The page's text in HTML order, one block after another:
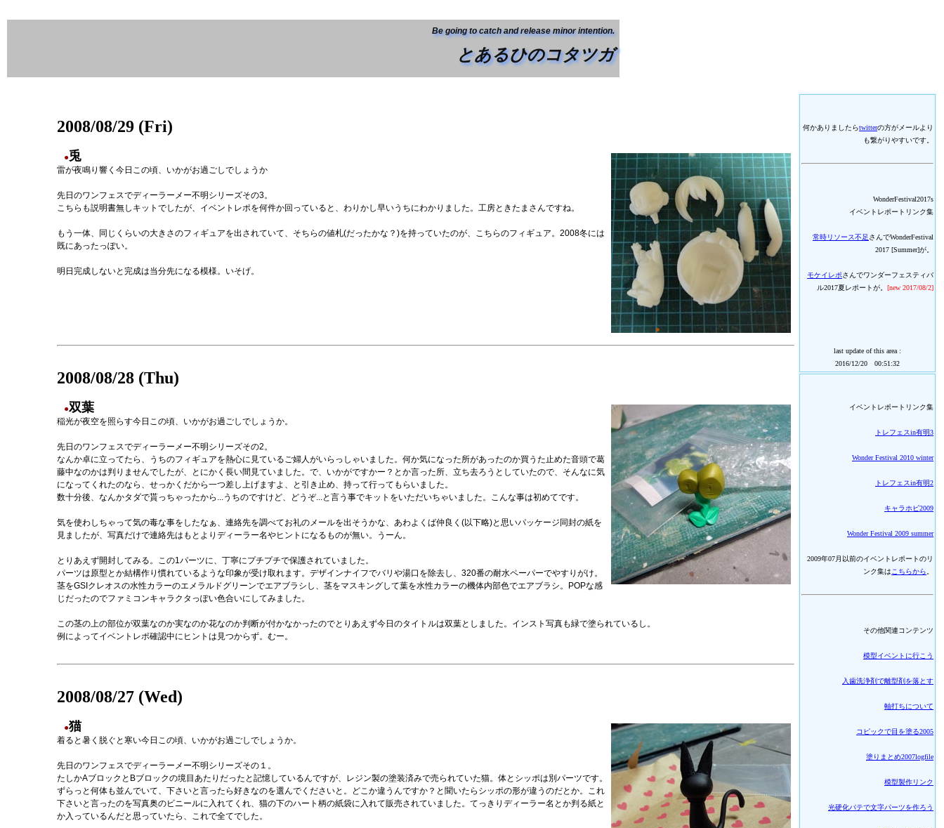
Be going to catch and release minor intention.
とあるひのコタツガ
2008/08/29 (Fri)
●兎
雷が夜鳴り響く今日この頃、いかがお過ごしでしょうか
先日のワンフェスでディーラーメー不明シリーズその3。
こちらも説明書無しキットでしたが、イベントレポを何件か回っていると、わりかし早いうちにわかりました。工房ときたまさんですね。
もう一体、同じくらいの大きさのフィギュアを出されていて、そちらの値札(だったかな？)を持っていたのが、こちらのフィギュア。2008冬には
既にあったっぽい。
明日完成しないと完成は当分先になる模様。いそげ。
2008/08/28 (Thu)
●双葉
稲光が夜空を照らす今日この頃、いかがお過ごしでしょうか。
先日のワンフェスでディーラーメー不明シリーズその2。
なんか卓に立ってたら、うちのフィギュアを熱心に見ているご婦人がいらっしゃいました。何か気になった所があったのか買うた止めた音頭で葛
藤中なのかは判りませんでしたが、とにかく長い間見ていました。で、いかがですかー？とか言った所、立ち去ろうとしていたので、そんなに気
になってくれたのなら、せっかくだから一つ差し上げますよ、と引き止め、持って行ってもらいました。
数十分後、なんかタダで貰っちゃったから...うちのですけど、どうぞ...と言う事でキットをいただいちゃいました。こんな事は初めてです。
気を使わしちゃって気の毒な事をしたなぁ、連絡先を調べてお礼のメールを出そうかな、あわよくば仲良く(以下略)と思いパッケージ同封の紙を
見ましたが、写真だけで連絡先はもとよりディーラー名やヒントになるものが無い。うーん。
とりあえず開封してみる。この1パーツに、丁寧にプチプチで保護されていました。
パーツは原型とか結構作り慣れているような印象が受け取れます。デザインナイフでバリや湯口を除去し、320番の耐水ペーパーでやすりがけ。
茎をGSIクレオスの水性カラーのエメラルドグリーンでエアブラシし、茎をマスキングして葉を水性カラーの機体内部色でエアブラシ。POPな感
じだったのでファミコンキャラクタっぽい色合いにしてみました。
この茎の上の部位が双葉なのか実なのか花なのか判断が付かなかったのでとりあえず今日のタイトルは双葉としました。インスト写真も緑で塗られているし。
例によってイベントレポ確認中にヒントは見つからず。むー。
2008/08/27 (Wed)
●猫
着ると暑く脱ぐと寒い今日この頃、いかがお過ごしでしょうか。
先日のワンフェスでディーラーメー不明シリーズその１。
たしかAブロックとBブロックの境目あたりだったと記憶しているんですが、レジン製の塗装済みで売られていた猫。体とシッポは別パーツです。
ずらっと何体も並んでいて、下さいと言ったら好きなのを選んでくださいと。どこか違うんですか？と聞いたらシッポの形が違うのだとか。これ
下さいと言ったのを写真奥のビニールに入れてくれ、猫の下のハート柄の紙袋に入れて販売されていました。てっきりディーラー名とか判る紙と
か入っているんだと思っていたら、これで全てでした。
何かありましたらtwitterの方がメールより
も繋がりやすいです。
WonderFestival2017s
イベントレポートリンク集
常時リソース不足さんでWonderFestival
2017 [Summer]が。
モケイレポさんでワンダーフェスティバ
ル2017夏レポートが。 [new 2017/08/2]
last update of this area :
2016/12/20 00:51:32
イベントレポートリンク集
トレフェスin有明3
Wonder Festival 2010 winter
トレフェスin有明2
キャラホビ2009
Wonder Festival 2009 summer
2009年07月以前のイベントレポートのリ
ンク集は こちらから
その他関連コンテンツ
模型イベントに行こう
入歯洗浄剤で離型剤を落とす
軸打ちについて
コピックで目を塗る2005
塗りまとめ2007logfile
模型製作リンク
光硬化パテで文字パーツを作ろう